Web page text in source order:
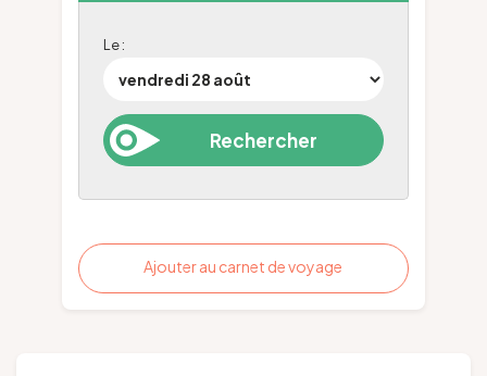
Le :
Ajouter au carnet de voyage